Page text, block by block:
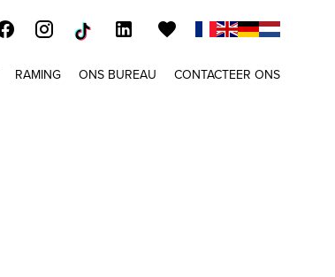
RAMING ONS BUREAU CONTACTEER ONS